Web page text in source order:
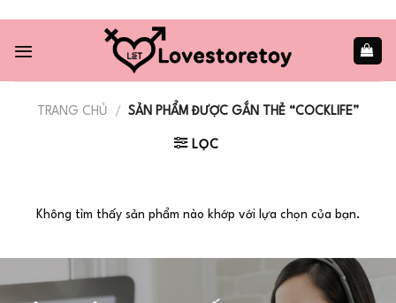
content
TRANG CHỦ / SẢN PHẨM ĐƯỢC GẮN THẺ “COCKLIFE”
LỌC
Không tìm thấy sản phẩm nào khớp với lựa chọn của bạn.